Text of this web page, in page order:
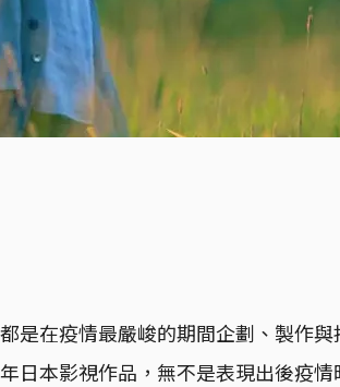
是在疫情最嚴峻的期間企劃、製作
日本影視作品，無不是表現出後疫